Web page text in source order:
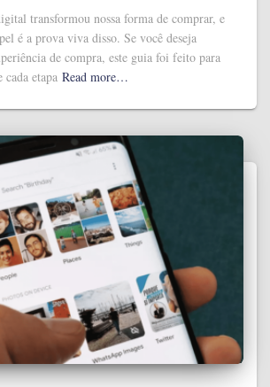
transformou nossa forma de comprar, e
é a prova viva disso. Se você deseja
de compra, este guia foi feito para
etapa Read more…